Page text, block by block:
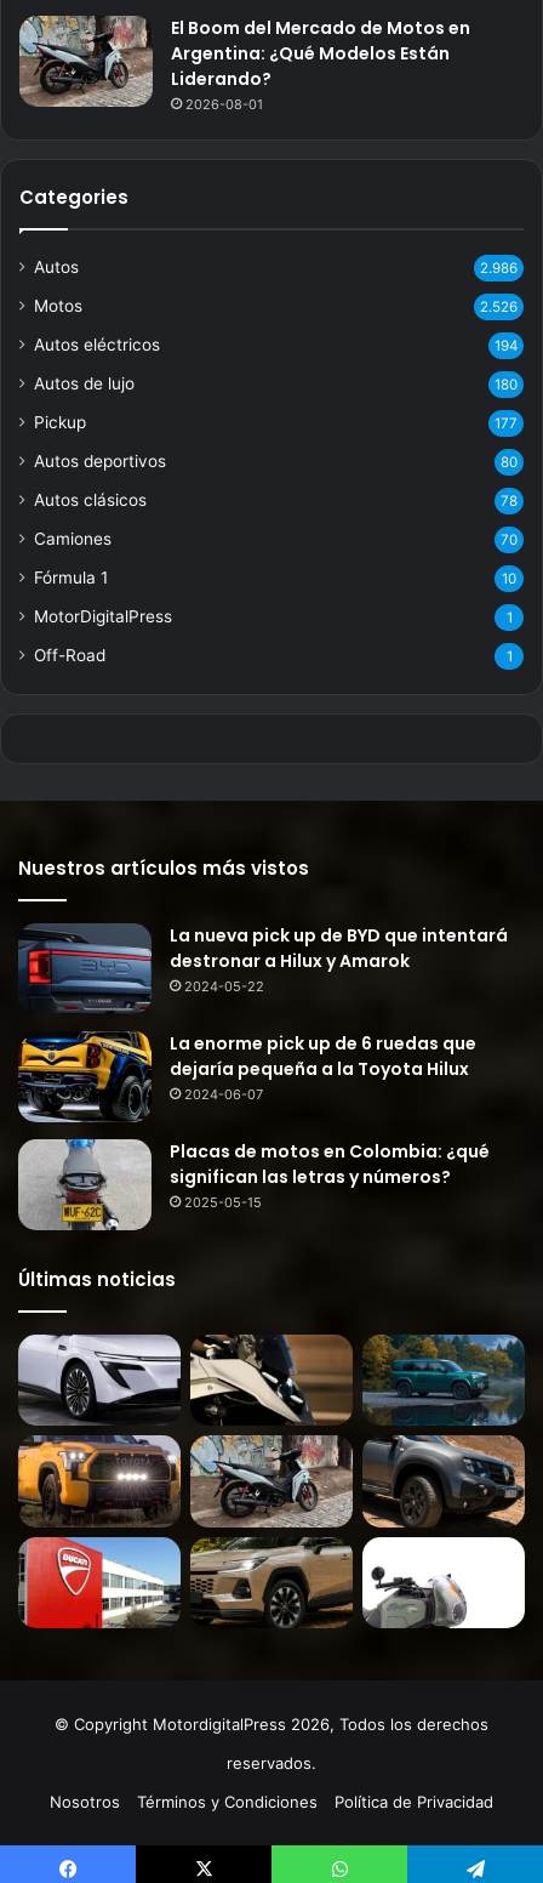
El Boom del Mercado de Motos en
Argentina: ¿Qué Modelos Están
Liderando?
2026-08-01
Categories
Autos 2.986
Motos 2.526
Autos eléctricos 194
Autos de lujo 180
Pickup 177
Autos deportivos 80
Autos clásicos 78
Camiones 70
Fórmula 1 10
MotorDigitalPress 1
Off-Road 1
Nuestros artículos más vistos
La nueva pick up de BYD que intentará
destronar a Hilux y Amarok
2024-05-22
La enorme pick up de 6 ruedas que
dejaría pequeña a la Toyota Hilux
2024-06-07
Placas de motos en Colombia: ¿qué
significan las letras y números?
2025-05-15
Últimas noticias
© Copyright MotordigitalPress 2026, Todos los derechos
reservados.
Nosotros
Términos y Condiciones Política de Privacidad